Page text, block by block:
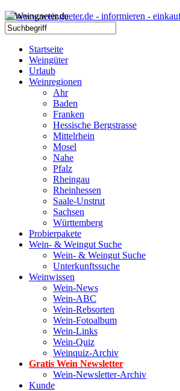
Startseite
Weingüter
Urlaub
Weinregionen
Ahr
Baden
Franken
Hessische Bergstrasse
Mittelrhein
Mosel
Nahe
Pfalz
Rheingau
Rheinhessen
Saale-Unstrut
Sachsen
Württemberg
Probierpakete
Wein- & Weingut Suche
Wein- & Weingut Suche
Unterkunftssuche
Weinwissen
Wein-News
Wein-ABC
Wein-Rebsorten
Wein-Fotoalbum
Wein-Links
Wein-Quiz
Weinquiz-Archiv
Gratis Wein Newsletter
Wein-Newsletter-Archiv
Kunde